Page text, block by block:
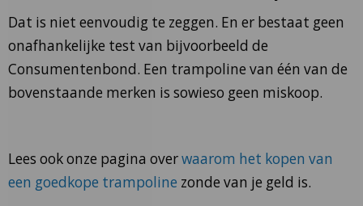
Dat is niet eenvoudig te zeggen. En er bestaat geen
onafhankelijke test van bijvoorbeeld de
Consumentenbond. Een trampoline van één van de
bovenstaande merken is sowieso geen miskoop.
Lees ook onze pagina overwaarom het kopen van
een goedkope trampoline zonde van je geld is.